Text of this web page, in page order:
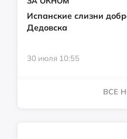
Испанские слизни
Дедовска
30 июля 10:55
ВСЕ